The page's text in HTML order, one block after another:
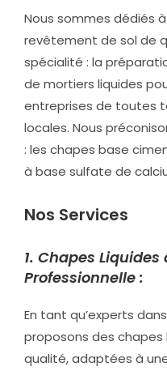
Nous sommes dédiés
revêtement de sol de
spécialité : la
de mortiers liquides
entreprises de toutes
locales. Nous
: les chapes base
à base sulfate de
Nos Services
1. Chapes
Professionnelle :
En tant qu’experts
proposons des chapes
qualité, adaptées à